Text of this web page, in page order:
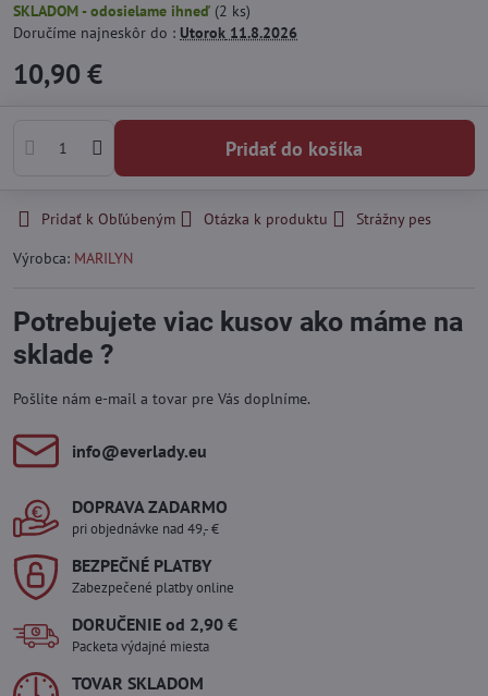
SKLADOM - odosielame ihneď (2 ks)
Doručíme najneskôr do : Utorok 11.8.2026
10,90 €
Pridať do košíka
Pridať k Obľúbeným Otázka k produktu
Strážny pes
Výrobca: MARILYN
Potrebujete viac kusov ako máme na
sklade ?
Pošlite nám e-mail a tovar pre Vás doplníme.
info​@everlady​.eu
DOPRAVA ZADARMO
pri objednávke nad 49,- €
BEZPEČNÉ PLATBY
Zabezpečené platby online
DORUČENIE od 2,90 €
Packeta výdajné miesta
TOVAR SKLADOM